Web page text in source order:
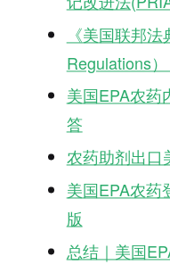
《美国联邦
Regulations
美国EPA农药
答
农药助剂出口
美国EPA农药
版
总结｜美国